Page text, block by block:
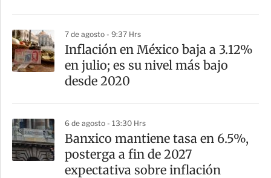
7 de agosto - 9:37 Hrs
Inflación en México baja a 3.12%
en julio; es su nivel más bajo
desde 2020
6 de agosto - 13:30 Hrs
Banxico mantiene tasa en 6.5%,
posterga a fin de 2027
expectativa sobre inflación